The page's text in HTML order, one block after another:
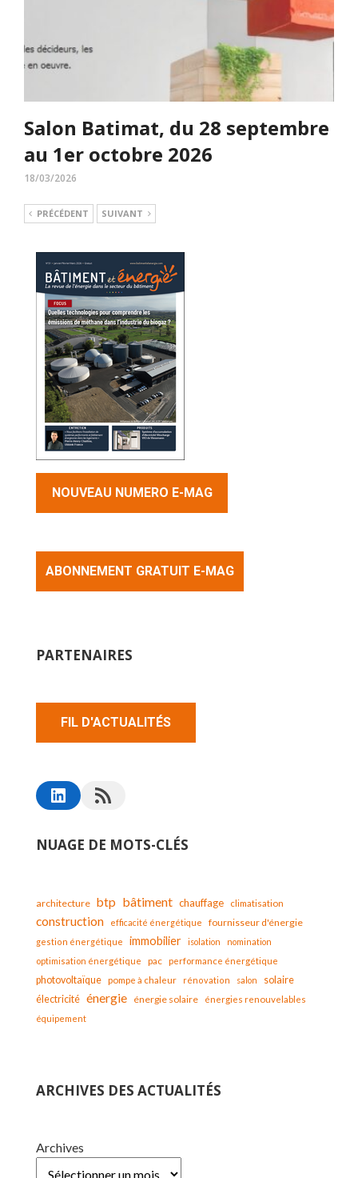
Salon Batimat, du 28 septembre
au 1er octobre 2026
18/03/2026
PRÉCÉDENT SUIVANT
NOUVEAU NUMERO E-MAG
ABONNEMENT GRATUIT E-MAG
PARTENAIRES
FIL D'ACTUALITÉS
NUAGE DE MOTS-CLÉS
architecture btp bâtiment chauffage climatisation
construction efficacité énergétique fournisseur d'énergie
gestion énergétique immobilier isolation
nomination
optimisation énergétique
pac performance énergétique
photovoltaïque pompe à chaleur rénovation salon solaire
électricité énergie énergie solaire
énergies renouvelables
équipement
ARCHIVES DES ACTUALITÉS
Archives